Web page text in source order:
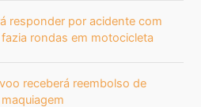
responder por acidente com
rondas em motocicleta
receberá reembolso de